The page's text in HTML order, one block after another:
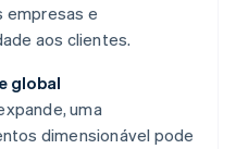
empresas e
aos clientes.
global
uma
dimensionável pode